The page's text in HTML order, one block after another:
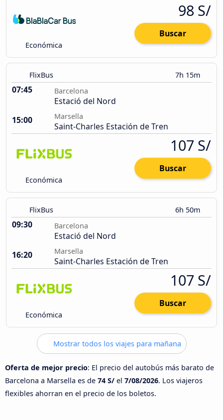
Económica
98 S/
Buscar
FlixBus 7h 15m
07:45 Barcelona
Estació del Nord
15:00
Marsella
Saint-Charles Estación de Tren
Económica
107 S/
Buscar
FlixBus 6h 50m
09:30 Barcelona
Estació del Nord
16:20
Marsella
Saint-Charles Estación de Tren
Económica
107 S/
Buscar
Mostrar todos los viajes para mañana
Oferta de mejor precio: El precio del autobús más barato de
Barcelona a Marsella es de 74 S/ el 7/08/2026. Los viajeros
flexibles ahorran en el precio de los boletos.